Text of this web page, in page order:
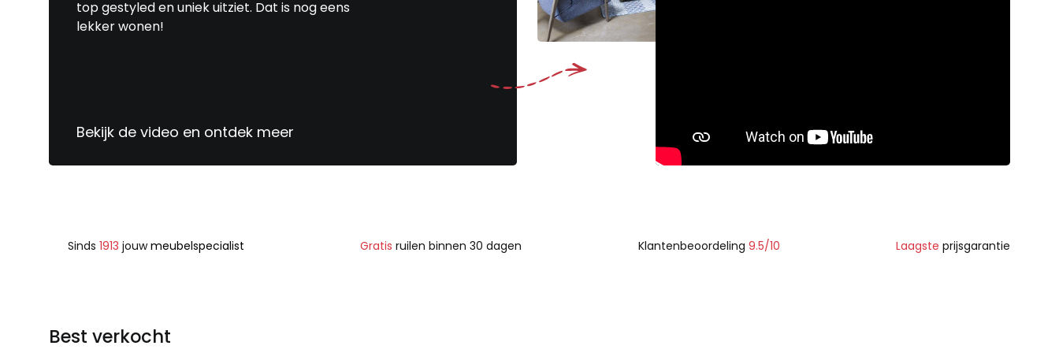
deal af te ronden. We zijn met een zeer tevreden gevoel op huis
aangegaan, deze medewerker verstaat zijn vak en kan klanten
top gestyled en uniek uitziet. Dat is nog eens
lekker wonen!
Bekijk de video en ontdek meer
Sinds 1913 jouwmeubelspecialist Gratis ruilen binnen 30 dagen Klantenbeoordeling 9.5/10 Laagste prijsgarantie
Best verkocht